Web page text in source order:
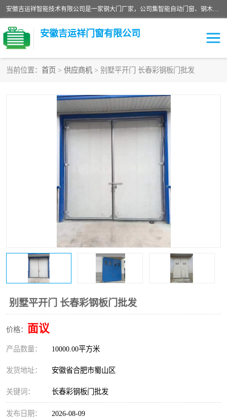
安徽吉运祥智能技术有限公司是一家钢大门厂家，公司集智能自动门窗、钢木门、特种门窗、工业门窗、图集门窗、定制门窗、非标门窗等通道产品的研发设计、制作、安装于一体的综合性、性高新技术企业。
安徽吉运祥门窗有限公司
当前位置： 首页 > 供应商机 > 别墅平开门 长春彩钢板门批发
别墅平开门 长春彩钢板门批发
价格： 面议
产品数量： 10000.00平方米
发货地址： 安徽省合肥市蜀山区
关键词： 长春彩钢板门批发
发布日期： 2026-08-09
变压器室门窗
工业电动折叠门 钢木门
工业平移门
监狱门及监狱设备
变压器室配电房门 钢大门厂家
彩钢板门